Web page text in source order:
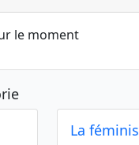
le moment
La